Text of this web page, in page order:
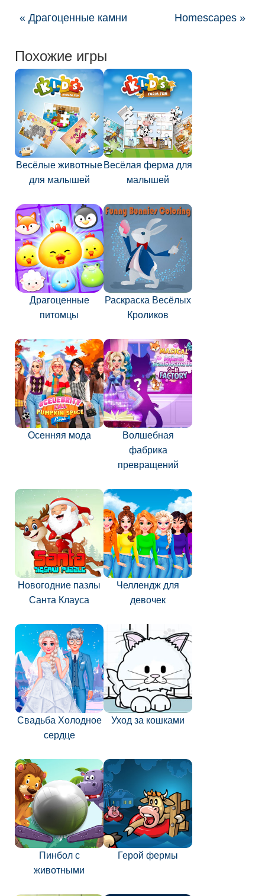
« Драгоценные камни Homescapes »
Похожие игры
Весёлые животные
для малышей
Весёлая ферма для
малышей
Драгоценные
питомцы
Раскраска Весёлых
Кроликов
Осенняя мода
Волшебная
фабрика
превращений
Новогодние пазлы
Санта Клауса
Челлендж для
девочек
Свадьба Холодное
сердце
Уход за кошками
Пинбол с
животными
Герой фермы